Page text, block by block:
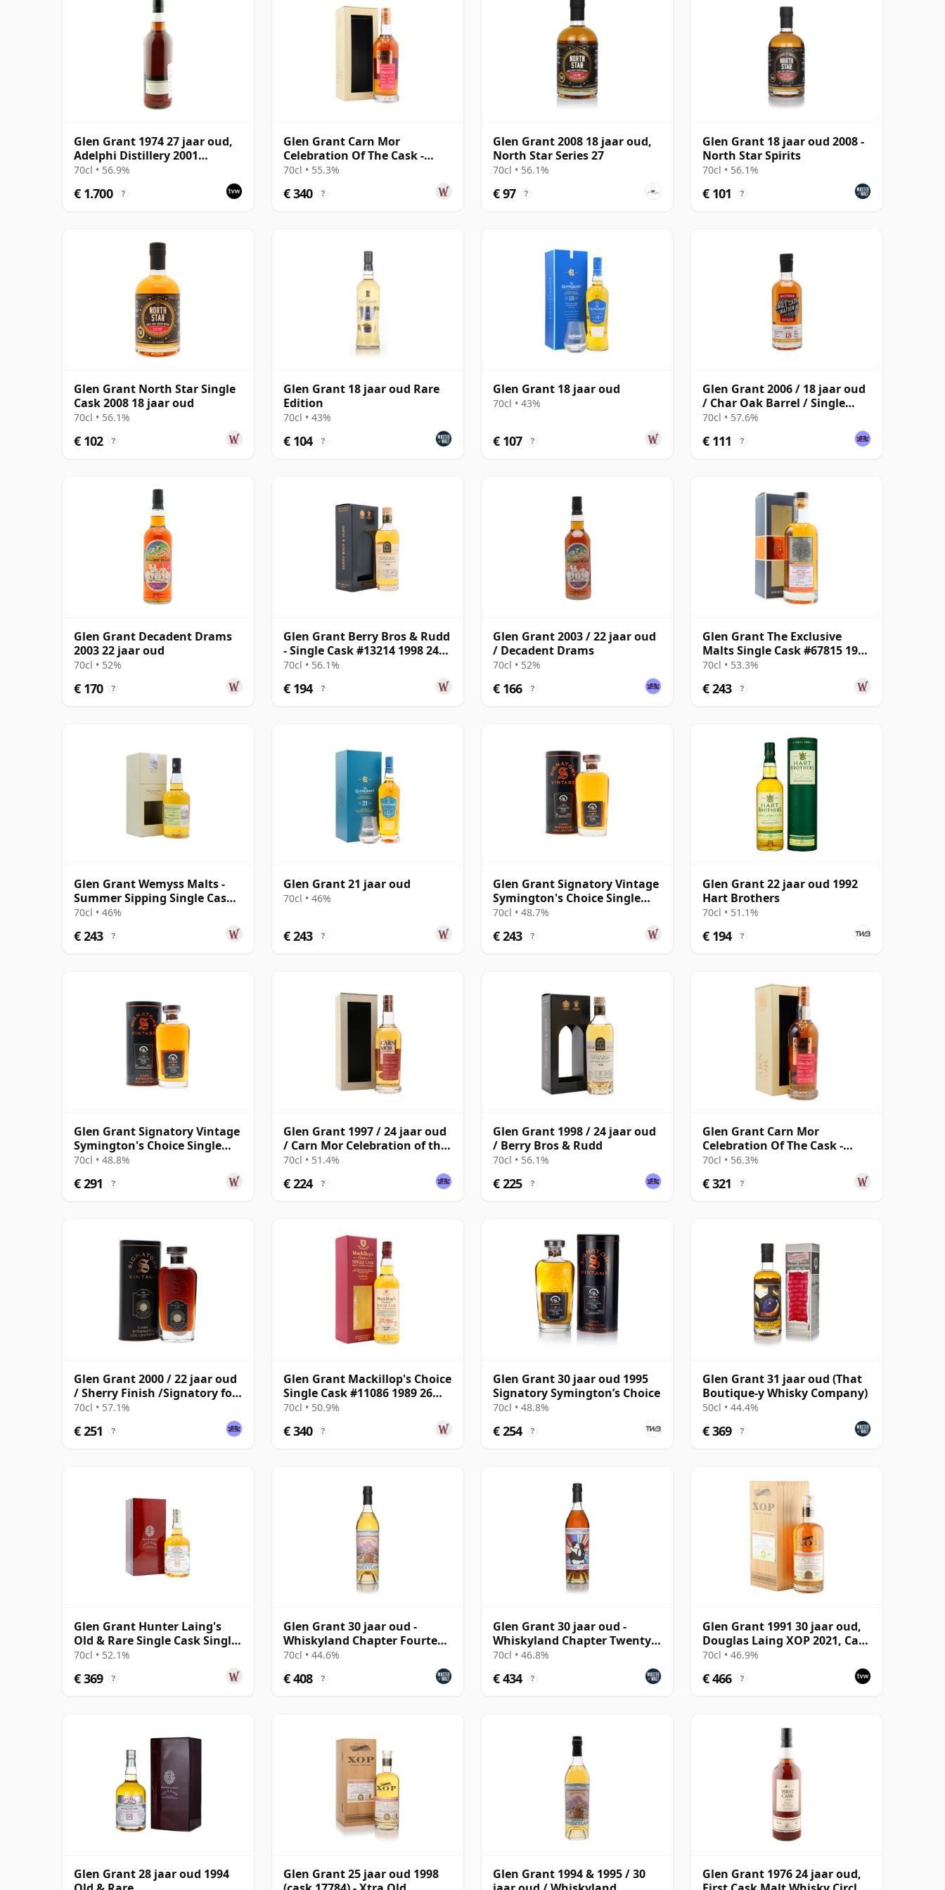
Glen Grant 1974 27 jaar oud,
Adelphi Distillery 2001
Bottling
70cl • 56.9%
€ 1.700 ?
Glen Grant Carn Mor
Celebration Of The Cask -
Single Cask #79 1996 27 jaar
70cl • 55.3%
€ 340 ?
Glen Grant 2008 18 jaar oud,
North Star Series 27
70cl • 56.1%
€ 97 ?
Glen Grant 18 jaar oud 2008 -
North Star Spirits
70cl • 56.1%
€ 101 ?
Glen Grant North Star Single
Cask 2008 18 jaar oud
70cl • 56.1%
€ 102 ?
Glen Grant 18 jaar oud Rare
Edition
70cl • 43%
€ 104 ?
Glen Grant 18 jaar oud
70cl • 43%
€ 107 ?
Glen Grant 2006 / 18 jaar oud
/ Char Oak Barrel / Single
Cask Nation
70cl • 57.6%
€ 111 ?
Glen Grant Decadent Drams
2003 22 jaar oud
70cl • 52%
€ 170 ?
Glen Grant Berry Bros & Rudd
- Single Cask #13214 1998 24
jaar oud
70cl • 56.1%
€ 194 ?
Glen Grant 2003 / 22 jaar oud
/ Decadent Drams
70cl • 52%
€ 166 ?
Glen Grant The Exclusive
Malts Single Cask #67815 1996
21 jaar oud
70cl • 53.3%
€ 243 ?
Glen Grant Wemyss Malts -
Summer Sipping Single Cask
1995 23 jaar oud
70cl • 46%
€ 243 ?
Glen Grant 21 jaar oud
70cl • 46%
€ 243 ?
Glen Grant Signatory Vintage
Symington's Choice Single
Bourbo 1995 30 jaar oud
70cl • 48.7%
€ 243 ?
Glen Grant 22 jaar oud 1992
Hart Brothers
70cl • 51.1%
€ 194 ?
Glen Grant Signatory Vintage
Symington's Choice Single
Cask # 1995 30 jaar oud
70cl • 48.8%
€ 291 ?
Glen Grant 1997 / 24 jaar oud
/ Carn Mor Celebration of the
Cask
70cl • 51.4%
€ 224 ?
Glen Grant 1998 / 24 jaar oud
/ Berry Bros & Rudd
70cl • 56.1%
€ 225 ?
Glen Grant Carn Mor
Celebration Of The Cask -
Single Cask #23 1994 28 jaar
70cl • 56.3%
€ 321 ?
Glen Grant 2000 / 22 jaar oud
/ Sherry Finish /Signatory for
The Whisky Exchange
70cl • 57.1%
€ 251 ?
Glen Grant Mackillop's Choice
Single Cask #11086 1989 26
jaar oud
70cl • 50.9%
€ 340 ?
Glen Grant 30 jaar oud 1995
Signatory Symington’s Choice
70cl • 48.8%
€ 254 ?
Glen Grant 31 jaar oud (That
Boutique-y Whisky Company)
50cl • 44.4%
€ 369 ?
Glen Grant Hunter Laing's
Old & Rare Single Cask Single
Malt 1994 29 jaar oud
70cl • 52.1%
€ 369 ?
Glen Grant 30 jaar oud -
Whiskyland Chapter Fourteen
(Decadent Drinks)
70cl • 44.6%
€ 408 ?
Glen Grant 30 jaar oud -
Whiskyland Chapter Twenty
Two
70cl • 46.8%
€ 434 ?
Glen Grant 1991 30 jaar oud,
Douglas Laing XOP 2021, Cask
15427
70cl • 46.9%
€ 466 ?
Glen Grant 28 jaar oud 1994
Glen Grant 25 jaar oud 1998
Glen Grant 1994 & 1995 / 30
Glen Grant 1976 24 jaar oud,